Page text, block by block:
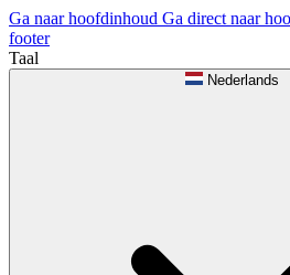
Ga naar hoofdinhoud Ga direct naar
footer
Taal
Nederlands